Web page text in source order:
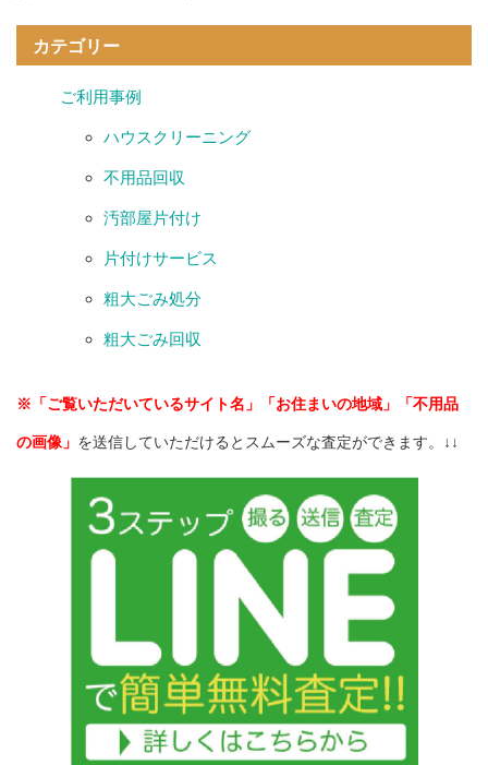
カテゴリー
ご利用事例
ハウスクリーニング
不用品回収
汚部屋片付け
片付けサービス
粗大ごみ処分
粗大ごみ回収
※「ご覧いただいているサイト名」「お住まいの地域」「不用品
の画像」 を送信していただけるとスムーズな査定ができます。↓↓